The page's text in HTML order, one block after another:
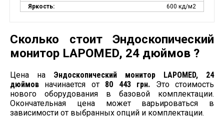
Яркость:
600 кд/м2
Сколько стоит Эндоскопический
монитор LAPOMED, 24 дюймов ?
Цена на Эндоскопический монитор LAPOMED, 24
дюймов начинается от 80 443 грн. Это стоимость
нового оборудования в базовой комплектации.
Окончательная цена может варьироваться в
зависимости от выбранных опций и комплектации.